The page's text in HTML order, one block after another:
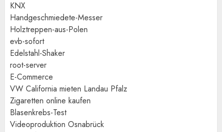
KNX
Handgeschmiedete-Messer
Holztreppen-aus-Polen
evb-sofort
Edelstahl-Shaker
root-server
E-Commerce
VW California mieten Landau Pfalz
Zigaretten online kaufen
Blasenkrebs-Test
Videoproduktion Osnabrück